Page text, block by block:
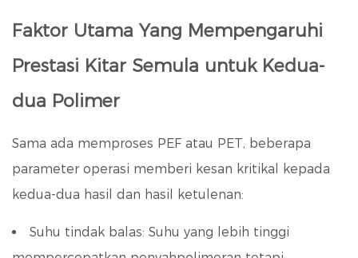
Faktor Utama Yang Mempengaruhi
Prestasi Kitar Semula untuk Kedua-
dua Polimer
Sama ada memproses PEF atau PET, beberapa
parameter operasi memberi kesan kritikal kepada
kedua-dua hasil dan hasil ketulenan:
Suhu tindak balas: Suhu yang lebih tinggi